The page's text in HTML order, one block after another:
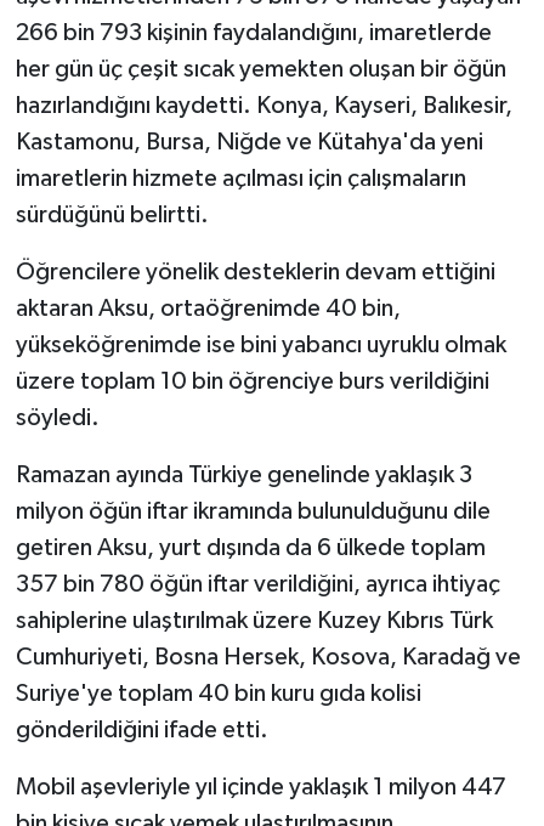
266 bin 793 kişinin faydalandığını, imaretlerde
her gün üç çeşit sıcak yemekten oluşan bir öğün
hazırlandığını kaydetti. Konya, Kayseri, Balıkesir,
Kastamonu, Bursa, Niğde ve Kütahya'da yeni
imaretlerin hizmete açılması için çalışmaların
sürdüğünü belirtti.
Öğrencilere yönelik desteklerin devam ettiğini
aktaran Aksu, ortaöğrenimde 40 bin,
yükseköğrenimde ise bini yabancı uyruklu olmak
üzere toplam 10 bin öğrenciye burs verildiğini
söyledi.
Ramazan ayında Türkiye genelinde yaklaşık 3
milyon öğün iftar ikramında bulunulduğunu dile
getiren Aksu, yurt dışında da 6 ülkede toplam
357 bin 780 öğün iftar verildiğini, ayrıca ihtiyaç
sahiplerine ulaştırılmak üzere Kuzey Kıbrıs Türk
Cumhuriyeti, Bosna Hersek, Kosova, Karadağ ve
Suriye'ye toplam 40 bin kuru gıda kolisi
gönderildiğini ifade etti.
Mobil aşevleriyle yıl içinde yaklaşık 1 milyon 447